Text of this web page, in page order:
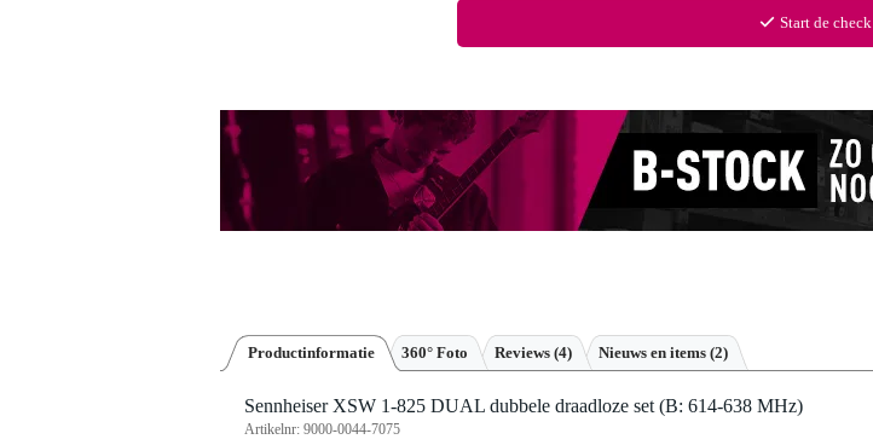
Start de check
Productinformatie 360° Foto Reviews (4) Nieuws en items (2)
Sennheiser XSW 1-825 DUAL dubbele draadloze set (B: 614-638 MHz)
Artikelnr: 9000-0044-7075